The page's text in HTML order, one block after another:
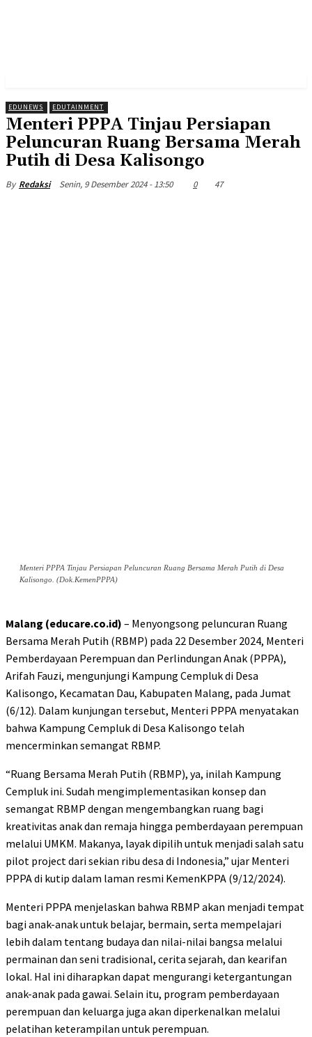
EDUNEWS EDUTAINMENT
Menteri PPPA Tinjau Persiapan
Peluncuran Ruang Bersama Merah
Putih di Desa Kalisongo
By Redaksi Senin, 9 Desember 2024 - 13:50 0 47
Menteri PPPA Tinjau Persiapan Peluncuran Ruang Bersama Merah Putih di Desa
Kalisongo. (Dok.KemenPPPA)
Malang (educare.co.id) – Menyongsong peluncuran Ruang
Bersama Merah Putih (RBMP) pada 22 Desember 2024, Menteri
Pemberdayaan Perempuan dan Perlindungan Anak (PPPA),
Arifah Fauzi, mengunjungi Kampung Cempluk di Desa
Kalisongo, Kecamatan Dau, Kabupaten Malang, pada Jumat
(6/12). Dalam kunjungan tersebut, Menteri PPPA menyatakan
bahwa Kampung Cempluk di Desa Kalisongo telah
mencerminkan semangat RBMP.
“Ruang Bersama Merah Putih (RBMP), ya, inilah Kampung
Cempluk ini. Sudah mengimplementasikan konsep dan
semangat RBMP dengan mengembangkan ruang bagi
kreativitas anak dan remaja hingga pemberdayaan perempuan
melalui UMKM. Makanya, layak dipilih untuk menjadi salah satu
pilot project dari sekian ribu desa di Indonesia,” ujar Menteri
PPPA di kutip dalam laman resmi KemenKPPA (9/12/2024).
Menteri PPPA menjelaskan bahwa RBMP akan menjadi tempat
bagi anak-anak untuk belajar, bermain, serta mempelajari
lebih dalam tentang budaya dan nilai-nilai bangsa melalui
permainan dan seni tradisional, cerita sejarah, dan kearifan
lokal. Hal ini diharapkan dapat mengurangi ketergantungan
anak-anak pada gawai. Selain itu, program pemberdayaan
perempuan dan keluarga juga akan diperkenalkan melalui
pelatihan keterampilan untuk perempuan.